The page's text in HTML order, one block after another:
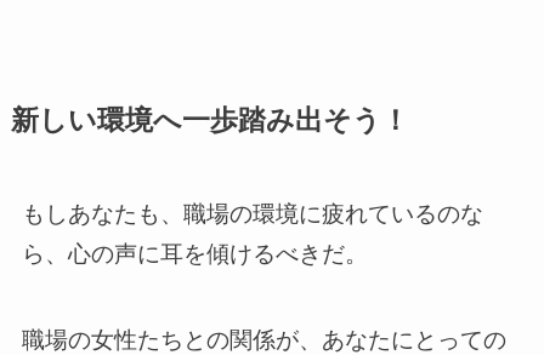
新しい環境へ一歩踏み出そう！
もしあなたも、職場の環境に疲れているのな
ら、心の声に耳を傾けるべきだ。
職場の女性たちとの関係が、あなたにとっての